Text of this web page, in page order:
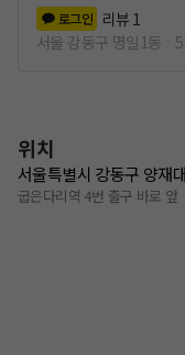
로그인 리뷰 1
서울 강동구 명일1동
위치
서울특별시 강동구 양재
굽은다리역 4번 출구 바로 앞